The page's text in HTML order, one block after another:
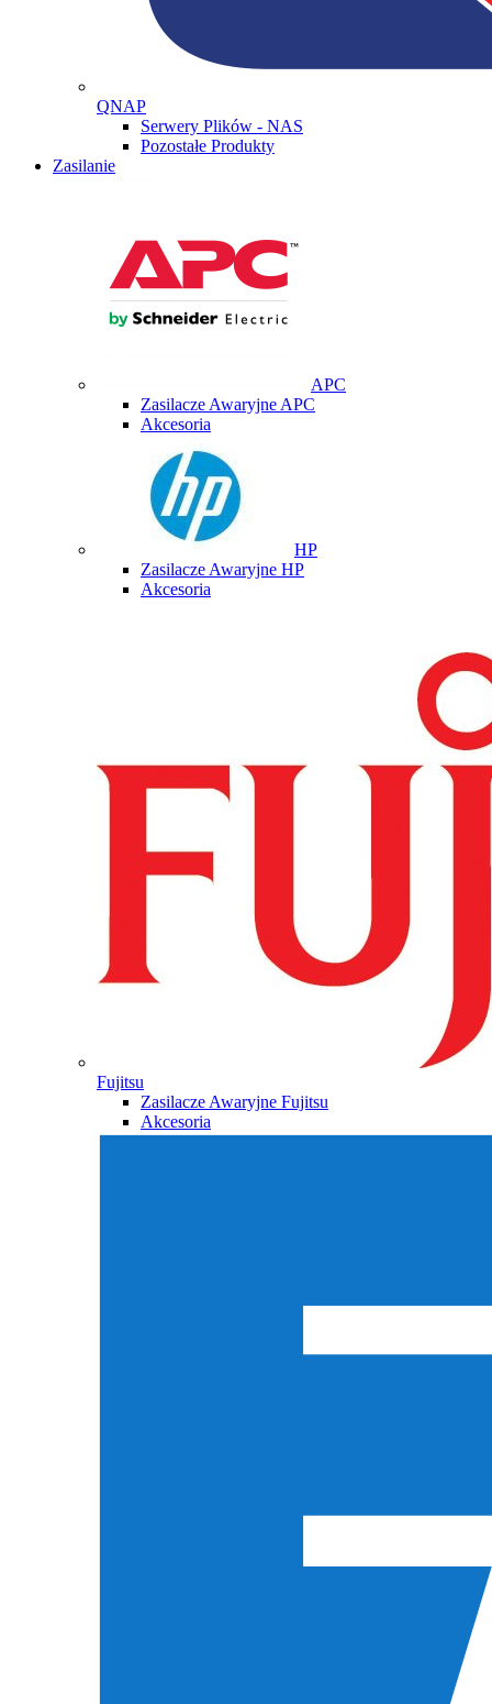
QNAP
Serwery Plików - NAS
Pozostałe Produkty
Zasilanie
APC
Zasilacze Awaryjne APC
Akcesoria
HP
Zasilacze Awaryjne HP
Akcesoria
Fujitsu
Zasilacze Awaryjne Fujitsu
Akcesoria